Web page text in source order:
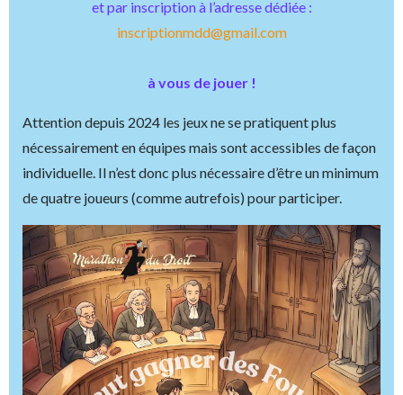
et par inscription à l’adresse dédiée :
inscriptionmdd@gmail.com
à vous de jouer !
Attention depuis 2024 les jeux ne se pratiquent plus
nécessairement en équipes mais sont accessibles de façon
individuelle. Il n’est donc plus nécessaire d’être un minimum
de quatre joueurs (comme autrefois) pour participer.